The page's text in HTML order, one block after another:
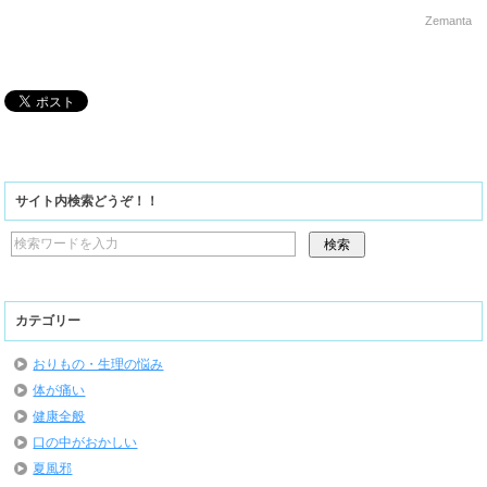
Zemanta
サイト内検索どうぞ！！
カテゴリー
おりもの・生理の悩み
体が痛い
健康全般
口の中がおかしい
夏風邪